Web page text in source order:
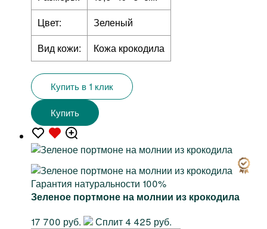
Цвет:
Зеленый
Вид кожи:
Кожа крокодила
Купить в 1 клик
Купить
Гарантия натуральности 100%
Зеленое портмоне на молнии из крокодила
17 700 руб.
Сплит 4 425 руб.